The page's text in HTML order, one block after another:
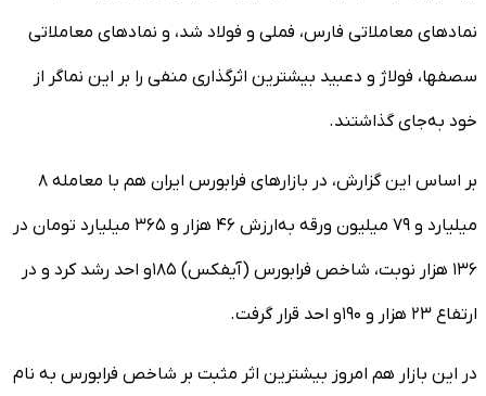
نمادهای معاملاتی فارس، فملی و فولاد شد، و نمادهای معاملاتی
سصفها، فولاژ و دعبید بیشترین اثرگذاری منفی را بر این نماگر از
خود به‌جای گذاشتند.
بر اساس این گزارش، در بازارهای فرابورس ایران هم با معامله ۸
میلیارد و ۷۹ میلیون ورقه به‌ارزش ۴۶ هزار و ۳۶۵ میلیارد تومان در
۱۳۶ هزار نوبت، شاخص فرابورس (آیفکس) ۱۸۵و احد رشد کرد و در
ارتفاع ۲۳ هزار و ۱۹۰و احد قرار گرفت.
در این بازار هم امروز بیشترین اثر مثبت بر شاخص فرابورس به نام